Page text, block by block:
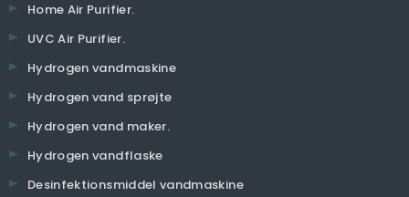
Home Air Purifier.
UVC Air Purifier.
Hydrogen vandmaskine
Hydrogen vand sprøjte
Hydrogen vand maker.
Hydrogen vandflaske
Desinfektionsmiddel vandmaskine